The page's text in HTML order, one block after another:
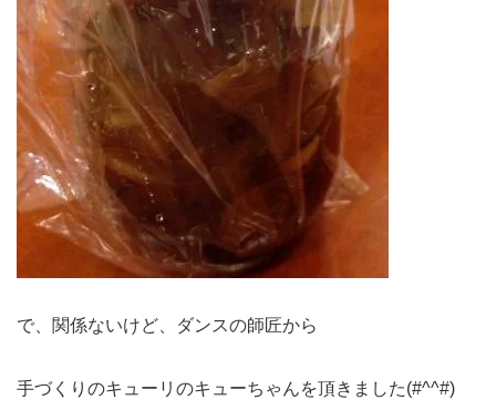
で、関係ないけど、ダンスの師匠から
手づくりのキューリのキューちゃんを頂きました(#^^#)